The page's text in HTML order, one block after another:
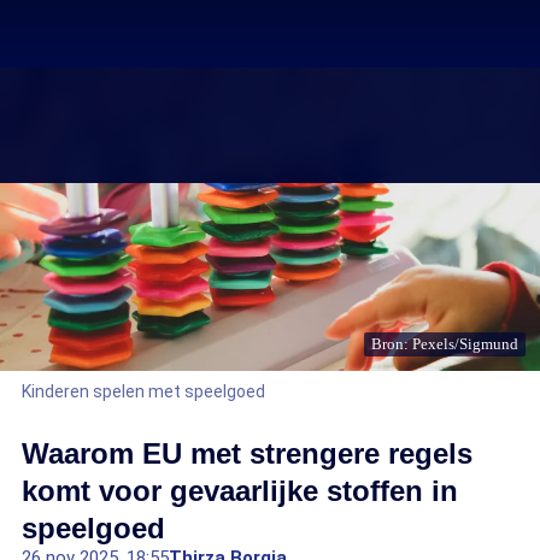
Bron: Pexels/Sigmund
Kinderen spelen met speelgoed
Waarom EU met strengere regels
komt voor gevaarlijke stoffen in
speelgoed